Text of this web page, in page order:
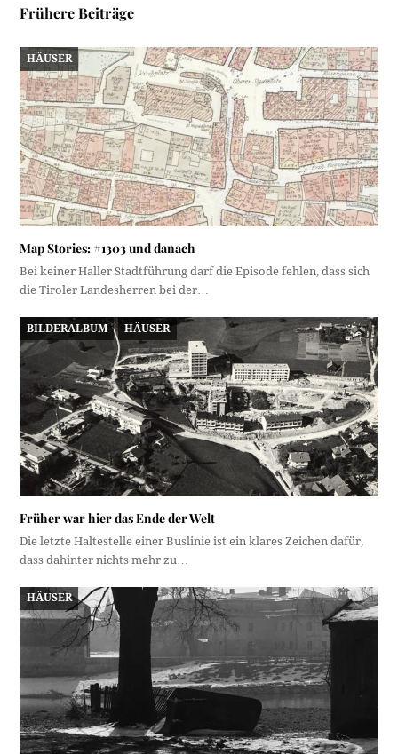
Frühere Beiträge
HÄUSER
Map Stories: #1303 und danach
Bei keiner Haller Stadtführung darf die Episode fehlen, dass sich
die Tiroler Landesherren bei der…
BILDERALBUM HÄUSER
Früher war hier das Ende der Welt
Die letzte Haltestelle einer Buslinie ist ein klares Zeichen dafür,
dass dahinter nichts mehr zu…
HÄUSER